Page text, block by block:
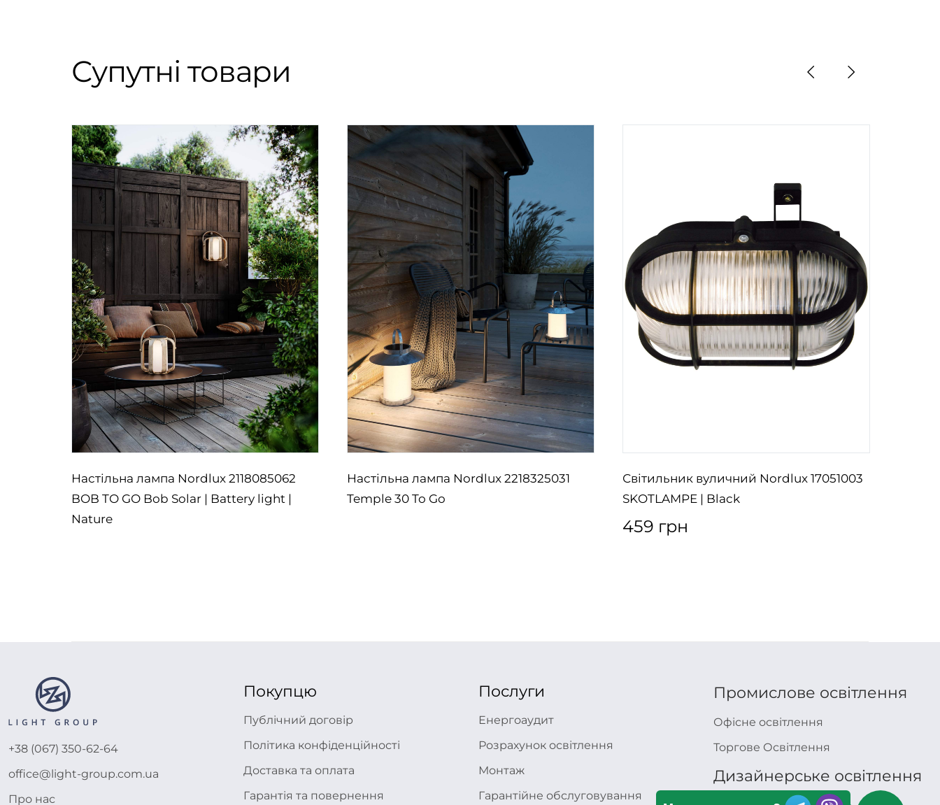
Супутні товари
Настільна лампа Nordlux 2118085062
BOB TO GO Bob Solar | Battery light |
Nature
Настільна лампа Nordlux 2218325031
Temple 30 To Go
Світильник вуличний Nordlux 17051003
SKOTLAMPE | Black
459 грн
+38 (067) 350-62-64
office@light-group.com.ua
Про нас
Покупцю
Публічний договір
Політика конфіденційності
Доставка та оплата
Гарантія та повернення
Послуги
Енергоаудит
Розрахунок освітлення
Монтаж
Гарантійне обслуговування
Промислове освітлення
Офісне освітлення
Торгове Освітлення
Дизайнерське освітлення